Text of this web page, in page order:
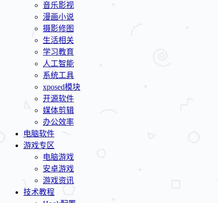
音乐影视
漫画小说
摄影修图
生活相关
学习教育
人工智能
系统工具
xposed模块
开源软件
媒体剪辑
办公效率
电脑软件
游戏专区
电脑游戏
安卓游戏
游戏资讯
技术教程